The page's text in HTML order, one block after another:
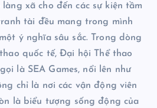
làng xã cho đến các sự kiện tầm
tài đều mang trong mình
ý nghĩa sâu sắc. Trong dòng
quốc tế, Đại hội Thể thao
là SEA Games, nổi lên như
chỉ là nơi các vận động viên
là biểu tượng sống động của